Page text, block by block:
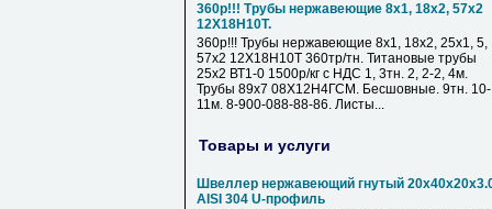
360р!!! Трубы нержавеющие 8х1, 18х2, 57х2
12Х18Н10Т.
360р!!! Трубы нержавеющие 8х1, 18х2, 25х1, 5,
57х2 12Х18Н10Т 360тр/тн. Титановые трубы
25х2 ВТ1-0 1500р/кг с НДС 1, 3тн. 2, 2-2, 4м.
Трубы 89х7 08Х12Н4ГСМ. Бесшовные. 9тн. 10-
11м. 8-900-088-88-86. Листы...
Товары и услуги
Швеллер нержавеющий гнутый
AISI 304 U-профиль